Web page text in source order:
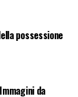
possessione
da